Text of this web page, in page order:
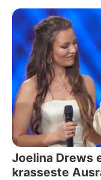
Joelina Drews
krasseste